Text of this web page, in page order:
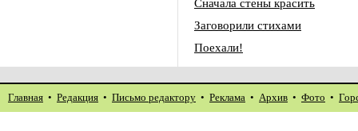
Сначала стены красить
Заговорили стихами
Поехали!
Главная • Редакция • Письмо редактору • Реклама • Архив • Фото •